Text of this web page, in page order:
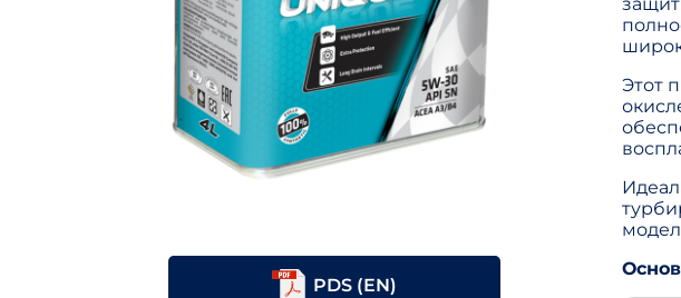
PDS (EN)
Этот